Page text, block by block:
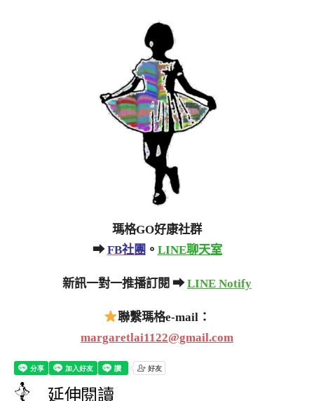
瑪格GO好康社群
➡FB社團 。 LINE聊天室
新訊一對一推播訂閱 ➡LINE Notify
聯繫瑪格e-mail：
margaretlai1122@gmail.com
延伸閱讀